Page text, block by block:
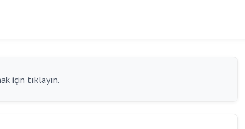
için tıklayın.